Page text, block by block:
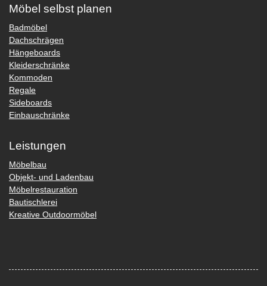
Möbel selbst planen
Badmöbel
Dachschrägen
Hängeboards
Kleiderschränke
Kommoden
Regale
Sideboards
Einbauschränke
Leistungen
Möbelbau
Objekt- und Ladenbau
Möbelrestauration
Bautischlerei
Kreative Outdoormöbel